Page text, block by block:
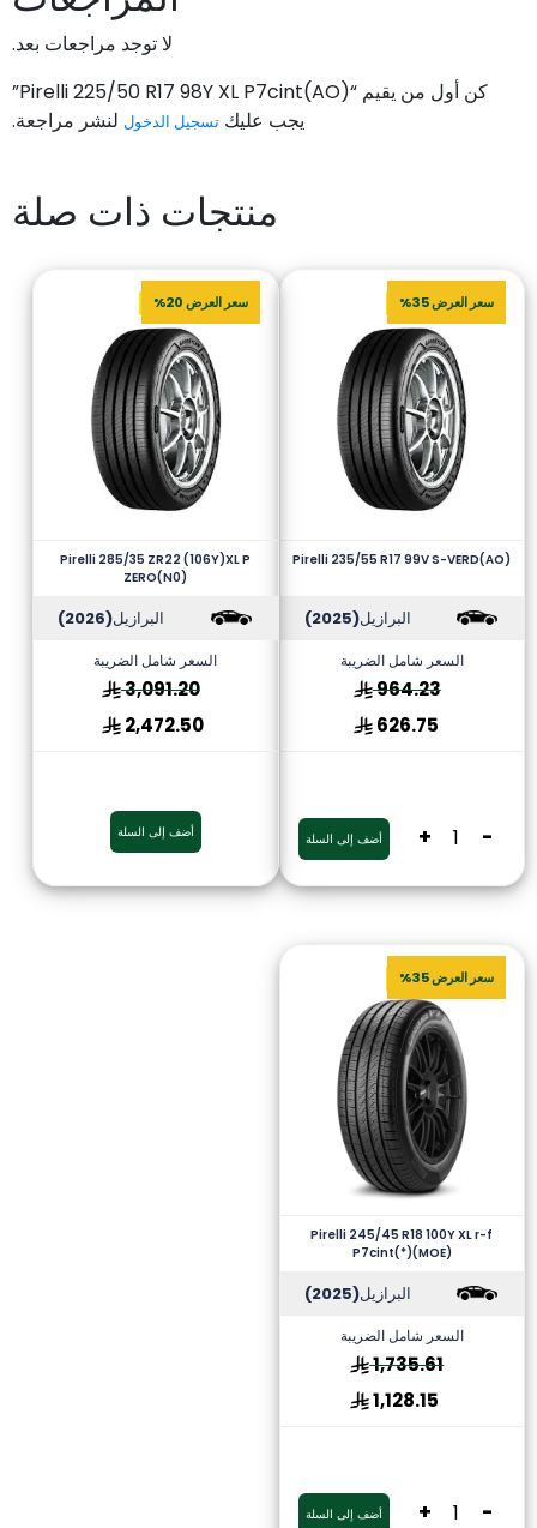
لا توجد مراجعات بعد.
كن أول من يقيم “Pirelli 225/50 R17 98Y XL P7cint(AO)”
يجب عليك تسجيل الدخول لنشر مراجعة.
منتجات ذات صلة
سعر العرض 35%
Pirelli 235/55 R17 99V S-VERD(AO)
البرازيل(2025)
السعر شامل الضريبة
964.23
626.75
-
+ أضف إلى السلة
سعر العرض 20%
Pirelli 285/35 ZR22 (106Y)XL P
ZERO(N0)
البرازيل(2026)
السعر شامل الضريبة
3,091.20
2,472.50
أضف إلى السلة
سعر العرض 35%
Pirelli 245/45 R18 100Y XL r-f
P7cint(*)(MOE)
البرازيل(2025)
السعر شامل الضريبة
1,735.61
1,128.15
-
+ أضف إلى السلة